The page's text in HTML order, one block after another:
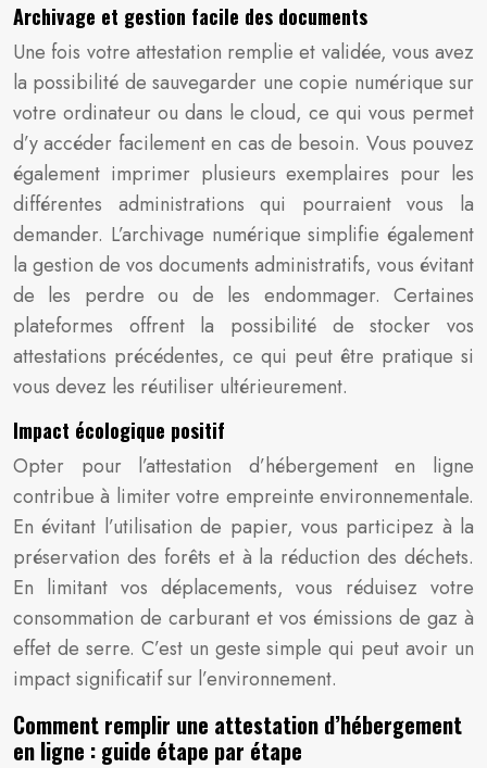
Archivage et gestion facile des documents
Une fois votre attestation remplie et validée, vous avez
la possibilité de sauvegarder une copie numérique sur
votre ordinateur ou dans le cloud, ce qui vous permet
d’y accéder facilement en cas de besoin. Vous pouvez
également imprimer plusieurs exemplaires pour les
différentes administrations qui pourraient vous la
demander. L’archivage numérique simplifie également
la gestion de vos documents administratifs, vous évitant
de les perdre ou de les endommager. Certaines
plateformes offrent la possibilité de stocker vos
attestations précédentes, ce qui peut être pratique si
vous devez les réutiliser ultérieurement.
Impact écologique positif
Opter pour l’attestation d’hébergement en ligne
contribue à limiter votre empreinte environnementale.
En évitant l’utilisation de papier, vous participez à la
préservation des forêts et à la réduction des déchets.
En limitant vos déplacements, vous réduisez votre
consommation de carburant et vos émissions de gaz à
effet de serre. C’est un geste simple qui peut avoir un
impact significatif sur l’environnement.
Comment remplir une attestation d’hébergement
en ligne : guide étape par étape